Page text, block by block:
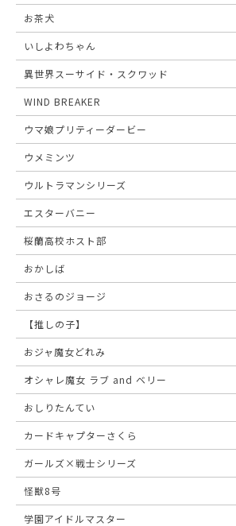
お茶犬
いしよわちゃん
異世界スーサイド・スクワッド
WIND BREAKER
ウマ娘プリティーダービー
ウメミンツ
ウルトラマンシリーズ
エスターバニー
桜蘭高校ホスト部
おかしば
おさるのジョージ
【推しの子】
おジャ魔女どれみ
オシャレ魔女 ラブ and ベリー
おしりたんてい
カードキャプターさくら
ガールズ×戦士シリーズ
怪獣8号
学園アイドルマスター